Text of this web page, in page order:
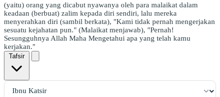
(yaitu) orang yang dicabut nyawanya oleh para malaikat dalam
keadaan (berbuat) zalim kepada diri sendiri, lalu mereka
menyerahkan diri (sambil berkata), "Kami tidak pernah mengerjakan
sesuatu kejahatan pun." (Malaikat menjawab), "Pernah!
Sesungguhnya Allah Maha Mengetahui apa yang telah kamu
kerjakan."
Tafsir